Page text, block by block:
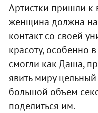
Артистки пришли к
женщина должна
контакт со своей
красоту, особенно
смогли как Даша,
явить миру
большой объем
поделиться им.